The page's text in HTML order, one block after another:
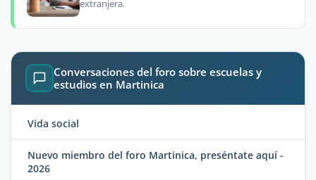
extranjera.
Conversaciones del foro sobre escuelas y
estudios en Martinica
Vida social
Nuevo miembro del foro Martinica, preséntate aquí -
2026